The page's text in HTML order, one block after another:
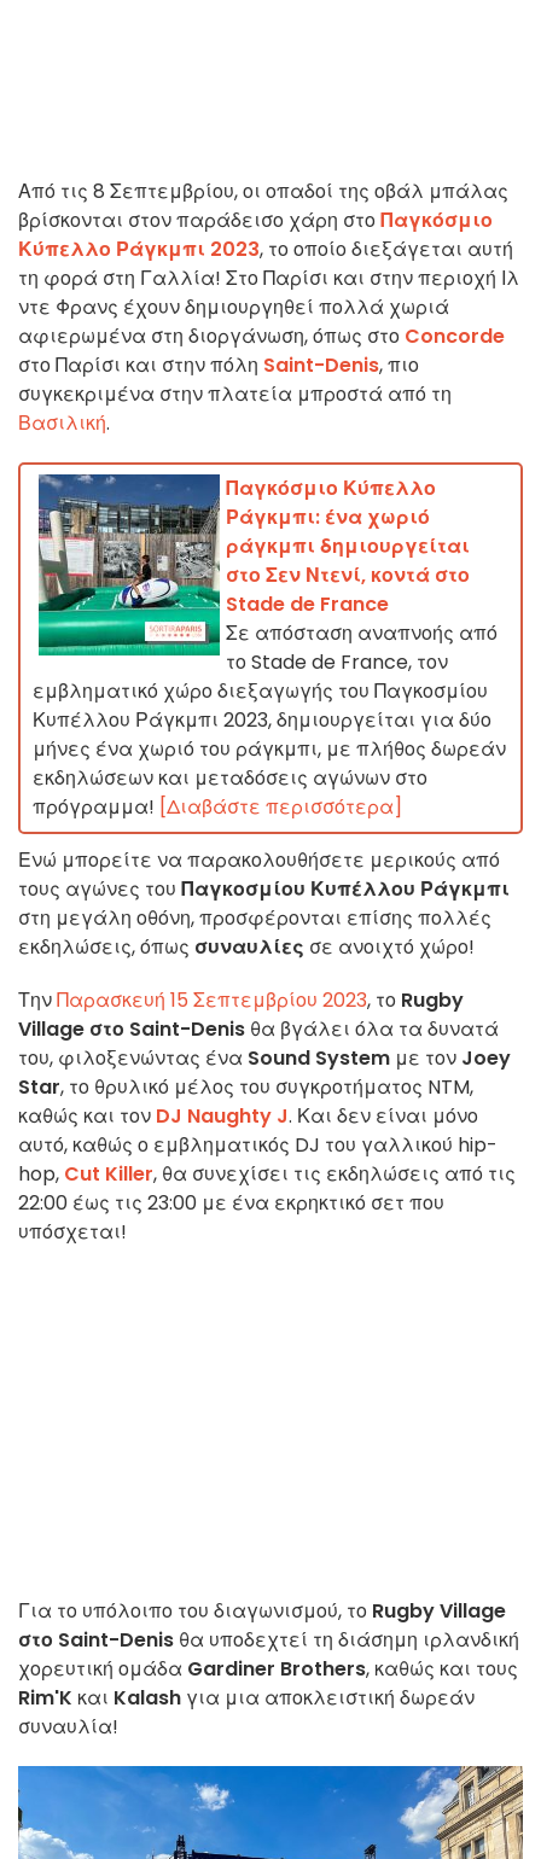
Από τις 8 Σεπτεμβρίου, οι οπαδοί της οβάλ μπάλας
βρίσκονται στον παράδεισο χάρη στοΠαγκόσμιο
Κύπελλο Ράγκμπι 2023, το οποίο διεξάγεται αυτή
τη φορά στη Γαλλία! Στο Παρίσι και στην περιοχή Ιλ
ντε Φρανς έχουν δημιουργηθεί πολλά χωριά
αφιερωμένα στη διοργάνωση, όπως στο Concorde
στο Παρίσι και στην πόλη Saint-Denis, πιο
συγκεκριμένα στην πλατεία μπροστά από τη
Βασιλική.
Παγκόσμιο Κύπελλο
Ράγκμπι: ένα χωριό
ράγκμπι δημιουργείται
στο Σεν Ντενί, κοντά στο
Stade de France
Σε απόσταση αναπνοής από
το Stade de France, τον
εμβληματικό χώρο διεξαγωγής του Παγκοσμίου
Κυπέλλου Ράγκμπι 2023, δημιουργείται για δύο
μήνες ένα χωριό του ράγκμπι, με πλήθος δωρεάν
εκδηλώσεων και μεταδόσεις αγώνων στο
πρόγραμμα! [Διαβάστε περισσότερα]
Ενώ μπορείτε να παρακολουθήσετε μερικούς από
τους αγώνες του Παγκοσμίου Κυπέλλου Ράγκμπι
στη μεγάλη οθόνη, προσφέρονται επίσης πολλές
εκδηλώσεις, όπως συναυλίες σε ανοιχτό χώρο!
ΤηνΠαρασκευή 15 Σεπτεμβρίου 2023, το Rugby
Village στο Saint-Denis θα βγάλει όλα τα δυνατά
του, φιλοξενώντας ένα Sound System με τον Joey
Star, το θρυλικό μέλος του συγκροτήματος NTM,
καθώς και τον DJ Naughty J. Και δεν είναι μόνο
αυτό, καθώς ο εμβληματικός DJ του γαλλικού hip-
hop, Cut Killer, θα συνεχίσει τις εκδηλώσεις από τις
22:00 έως τις 23:00 με ένα εκρηκτικό σετ που
υπόσχεται!
Για το υπόλοιπο του διαγωνισμού, το Rugby Village
στο Saint-Denis θα υποδεχτεί τη διάσημη ιρλανδική
χορευτική ομάδα Gardiner Brothers, καθώς και τους
Rim'K και Kalash για μια αποκλειστική δωρεάν
συναυλία!